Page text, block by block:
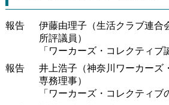
報告
伊藤由理子（生活クラブ連合
所評議員）
「ワーカーズ・コレクティブ
報告
井上浩子（神奈川ワーカーズ
専務理事）
「ワーカーズ・コレクティブ